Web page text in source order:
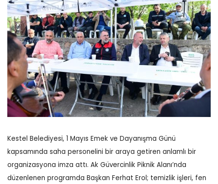
Kestel Belediyesi, 1 Mayıs Emek ve Dayanışma Günü
kapsamında saha personelini bir araya getiren anlamlı bir
organizasyona imza attı. Ak Güvercinlik Piknik Alanı’nda
düzenlenen programda Başkan Ferhat Erol; temizlik işleri, fen